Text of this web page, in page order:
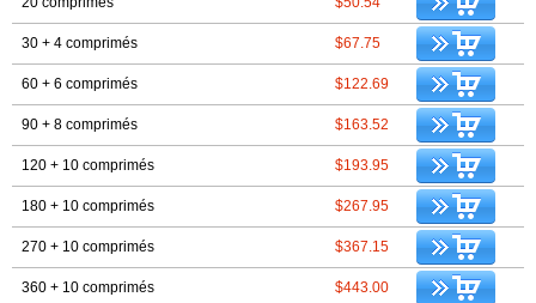
30 + 4 comprimés $67.75
60 + 6 comprimés $122.69
90 + 8 comprimés $163.52
120 + 10 comprimés $193.95
180 + 10 comprimés $267.95
270 + 10 comprimés $367.15
360 + 10 comprimés $443.00